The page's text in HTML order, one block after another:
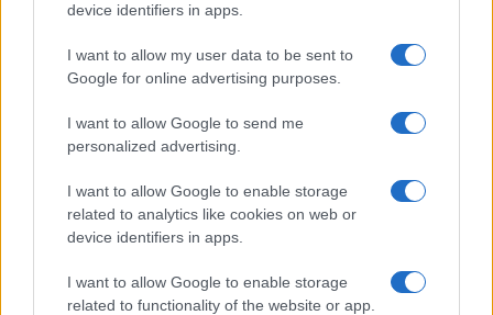
device identifiers in apps.
I want to allow my user data to be sent to
Google for online advertising purposes.
I want to allow Google to send me
personalized advertising.
I want to allow Google to enable storage
related to analytics like cookies on web or
device identifiers in apps.
I want to allow Google to enable storage
related to functionality of the website or app.
Mennyibe kerül
Keressen a telefonboltok ajánlatai között!
TELEFONOK GYORSLISTA
Márka :